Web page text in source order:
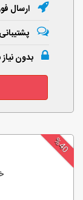
ارسال
بدون
%40